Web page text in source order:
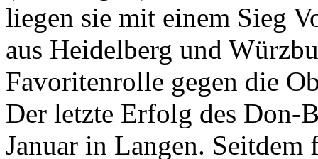
liegen sie mit einem Sieg
aus Heidelberg und
Favoritenrolle gegen die
Der letzte Erfolg des Don-
Januar in Langen.